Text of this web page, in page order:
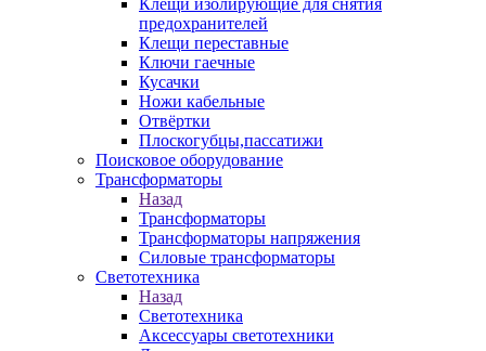
Клещи изолирующие для снятия
предохранителей
Клещи переставные
Ключи гаечные
Кусачки
Ножи кабельные
Отвёртки
Плоскогубцы,пассатижи
Поисковое оборудование
Трансформаторы
Назад
Трансформаторы
Трансформаторы напряжения
Силовые трансформаторы
Светотехника
Назад
Светотехника
Аксессуары светотехники